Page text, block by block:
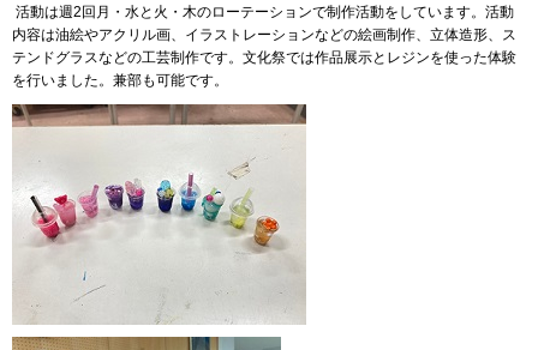
活動は週2回月・水と火・木のローテーションで制作活動をしています。活動
内容は油絵やアクリル画、イラストレーションなどの絵画制作、立体造形、ス
テンドグラスなどの工芸制作です。文化祭では作品展示とレジンを使った体験
を行いました。兼部も可能です。